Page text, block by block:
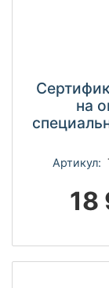
на
Артикул:
18